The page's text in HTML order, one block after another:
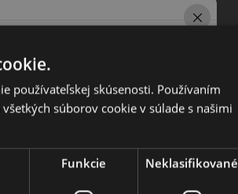
používateľskej skúsenosti. Používaním
súborov cookie v súlade s našimi
Funkcie Neklasifikované